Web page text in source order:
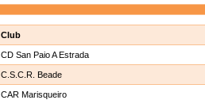
Club
CD San Paio A Estrada
C.S.C.R. Beade
CAR Marisqueiro